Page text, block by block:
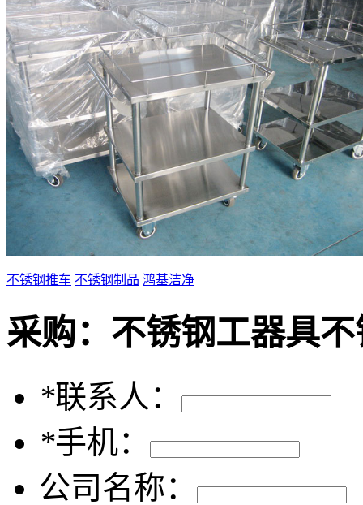
不锈钢推车 不锈钢制品 鸿基洁净
采购： 不锈钢工器具
*联系人：
*手机：
公司名称：